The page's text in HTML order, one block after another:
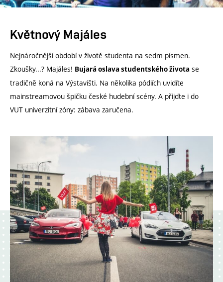
Květnový Majáles
Nejnáročnější období v životě studenta na sedm písmen.
Zkoušky...? Majáles! Bujará oslava studentského života se
tradičně koná na Výstavišti. Na několika pódiích uvidíte
mainstreamovou špičku české hudební scény. A přijďte i do
VUT univerzitní zóny: zábava zaručena.